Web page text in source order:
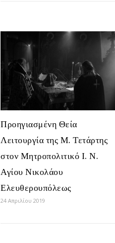
Προηγιασμένη Θεία
Λειτουργία της Μ. Τετάρτης
στον Μητροπολιτικό Ι. Ν.
Αγίου Νικολάου
Ελευθερουπόλεως
24 Απριλίου 2019